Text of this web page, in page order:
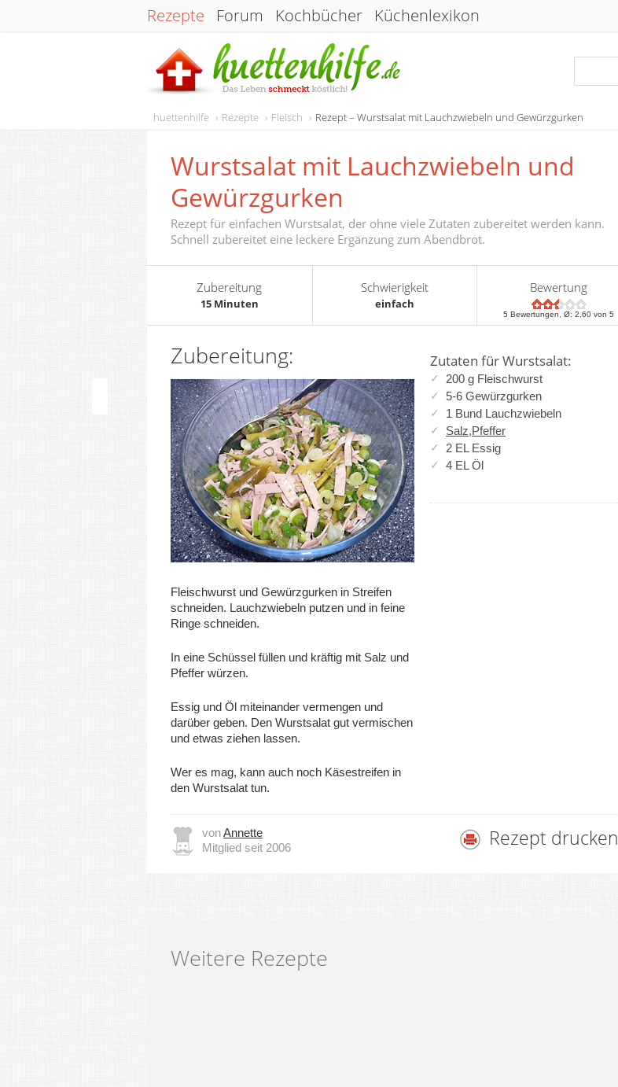
Rezepte Forum Kochbücher Küchenlexikon
huettenhilfe Rezepte Fleisch Rezept – Wurstsalat mit Lauchzwiebeln und Gewürzgurken
Wurstsalat mit Lauchzwiebeln und
Gewürzgurken
Rezept für einfachen Wurstsalat, der ohne viele Zutaten zubereitet werden kann.
Schnell zubereitet eine leckere Ergänzung zum Abendbrot.
Zubereitung
15 Minuten
Schwierigkeit
einfach
Bewertung
5 Bewertungen, Ø:2,60 von 5
Zutaten für Wurstsalat:
200 g Fleischwurst
5-6 Gewürzgurken
1 Bund Lauchzwiebeln
Salz,Pfeffer
2 EL Essig
4 EL Öl
Zubereitung:
Fleischwurst und Gewürzgurken in Streifen
schneiden. Lauchzwiebeln putzen und in feine
Ringe schneiden.
In eine Schüssel füllen und kräftig mit Salz und
Pfeffer würzen.
Essig und Öl miteinander vermengen und
darüber geben. Den Wurstsalat gut vermischen
und etwas ziehen lassen.
Wer es mag, kann auch noch Käsestreifen in
den Wurstsalat tun.
vonAnnette
Mitglied seit 2006
Rezept drucken
Weitere Rezepte